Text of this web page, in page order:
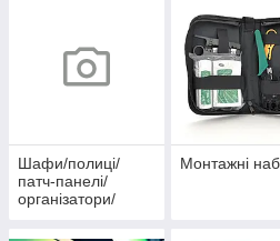
Шафи/полиці/
патч-панелі/
організатори/
Монтажні